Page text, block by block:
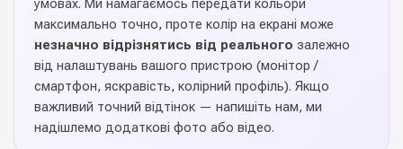
максимально точно, проте колір на екрані може
незначно відрізнятись від реального залежно
від налаштувань вашого пристрою (монітор /
смартфон, яскравість, колірний профіль). Якщо
важливий точний відтінок — напишіть нам, ми
надішлемо додаткові фото або відео.